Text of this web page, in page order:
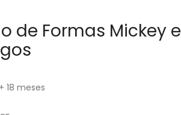
de Formas Mickey e
+ 18 meses